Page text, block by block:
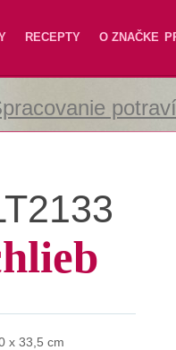
RECEPTY O ZNAČKE
x 33,5 cm